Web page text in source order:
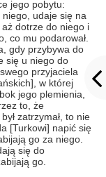
jego pobytu:
niego, udaje się na
aż dotrze do niego i
co mu podarował.
gdy przybywa do
się u niego do
przyjaciela
w której
jego plemienia,
to, że
zatrzymał, to nie
[Turkowi] napić się
go za niego.
się do
go.